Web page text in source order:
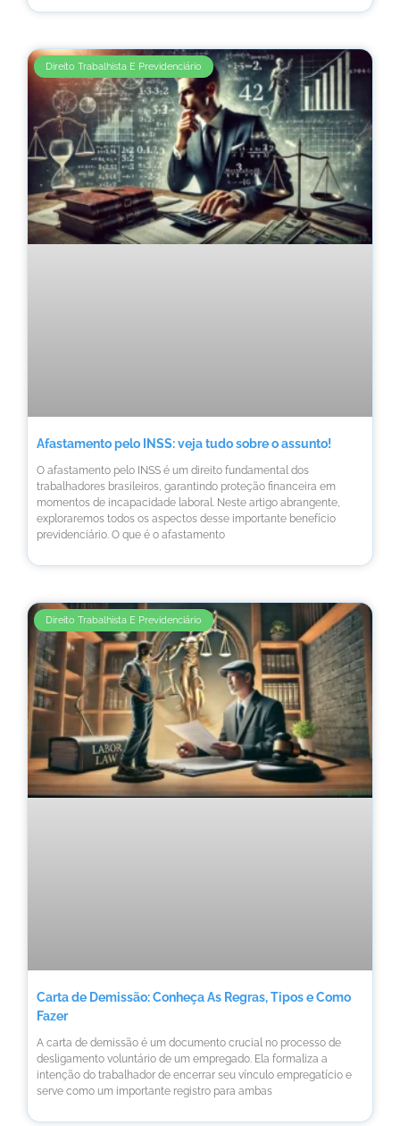
Direito Trabalhista E Previdenciário
Afastamento pelo INSS: veja tudo sobre o assunto!
O afastamento pelo INSS é um direito fundamental dos
trabalhadores brasileiros, garantindo proteção financeira em
momentos de incapacidade laboral. Neste artigo abrangente,
exploraremos todos os aspectos desse importante benefício
previdenciário. O que é o afastamento
Direito Trabalhista E Previdenciário
Carta de Demissão: Conheça As Regras, Tipos e Como
Fazer
A carta de demissão é um documento crucial no processo de
desligamento voluntário de um empregado. Ela formaliza a
intenção do trabalhador de encerrar seu vínculo empregatício e
serve como um importante registro para ambas